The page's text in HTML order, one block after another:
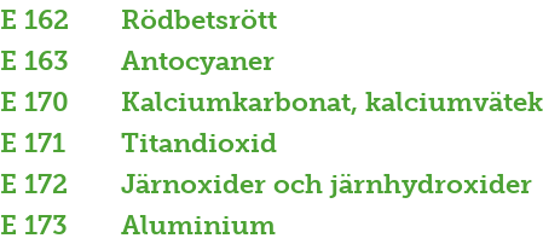
E 162 Rödbetsrött
E 163 Antocyaner
E 170 Kalciumkarbonat,
E 171 Titandioxid
E 172 Järnoxider och järnhydroxider
E 173 Aluminium